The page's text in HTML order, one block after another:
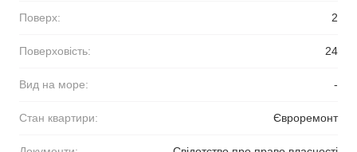
Поверх: 2
Поверховість: 24
Вид на море: -
Стан квартири: Євроремонт